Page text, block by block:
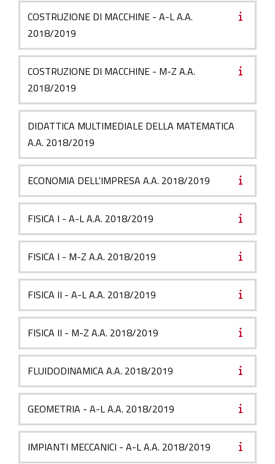
COSTRUZIONE DI MACCHINE - A-L A.A.
2018/2019
COSTRUZIONE DI MACCHINE - M-Z A.A.
2018/2019
DIDATTICA MULTIMEDIALE DELLA MATEMATICA
A.A. 2018/2019
ECONOMIA DELL'IMPRESA A.A. 2018/2019
FISICA I - A-L A.A. 2018/2019
FISICA I - M-Z A.A. 2018/2019
FISICA II - A-L A.A. 2018/2019
FISICA II - M-Z A.A. 2018/2019
FLUIDODINAMICA A.A. 2018/2019
GEOMETRIA - A-L A.A. 2018/2019
IMPIANTI MECCANICI - A-L A.A. 2018/2019